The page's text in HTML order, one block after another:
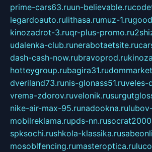
prime-cars63.ruun-believable.ru
legardoauto.rulithasa.rumuz-1.ru
kinozadrot-3.ruqr-plus-promo.ru
udalenka-club.runerabotaetsite.ru
dash-cash-now.rubravoprod.ru
hotteygroup.rubagira31.ru
dveriland73.runis-glonass51.ruveles-
vrema-zdorov.ruvelonik.ru
nike-air-max-95.runadookna.ru
mobilreklama.rupds-nn.ru
spksochi.rushkola-klassika.ru
mosoblfencing.rumasteroptica.ru